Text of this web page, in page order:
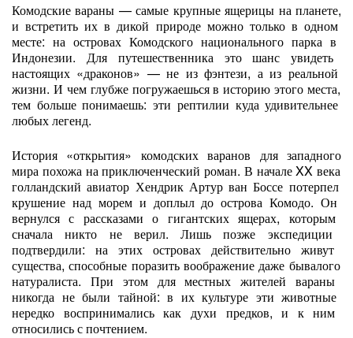
Комодские вараны — самые крупныеящерицы напланете,
и встретить их в дикой природеможнотольков одном
месте: на островах Комодского национального парка в
Индонезии. Дляпутешественникаэтошанс увидеть
настоящих «драконов» — не изфэнтези, аиз реальной
жизни. И чемглубжепогружаешьсяв историю этого места,
тем большепонимаешь: эти рептилии кудаудивительнее
любыхлегенд.
История «открытия» комодскихваранов длязападного
мира похожанаприключенческий роман. В началеXX века
голландский авиатор ХендрикАртурван Боссе потерпел
крушение надмореми доплылдо острова Комодо. Он
вернулся с рассказами о гигантскихящерах, которым
сначала никто неверил. Лишь позже экспедиции
подтвердили: на этих островах действительно живут
существа, способные поразитьвоображение даже бывалого
натуралиста. При этомдляместных жителей вараны
никогда небыли тайной: в ихкультуре эти животные
нередко воспринималиськак духи предков, и кним
относилисьспочтением.